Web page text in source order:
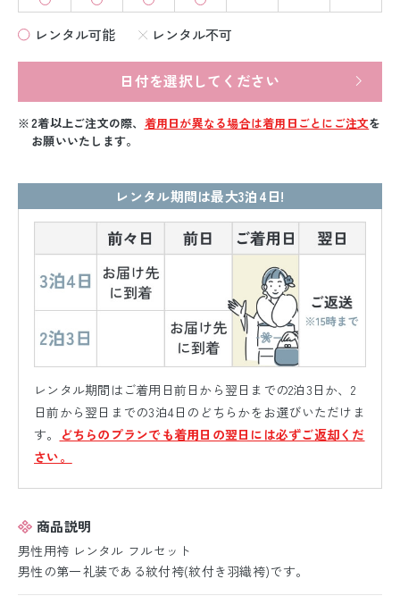
レンタル可能 レンタル不可
日付を選択してください
2着以上ご注文の際、 着用日が異なる場合は着用日ごとにご注文を
お願いいたします。
レンタル期間は最大3泊4日!
レンタル期間はご着用日前日から翌日までの2泊3日か、2
日前から翌日までの3泊4日のどちらかをお選びいただけま
す。
どちらのプランでも着用日の翌日には必ずご返却くだ
さい。
商品説明
男性用袴 レンタル フルセット
男性の第一礼装である紋付袴(紋付き羽織袴)です。